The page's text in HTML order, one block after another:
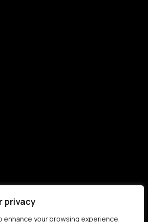
privacy
enhance your browsing experience,